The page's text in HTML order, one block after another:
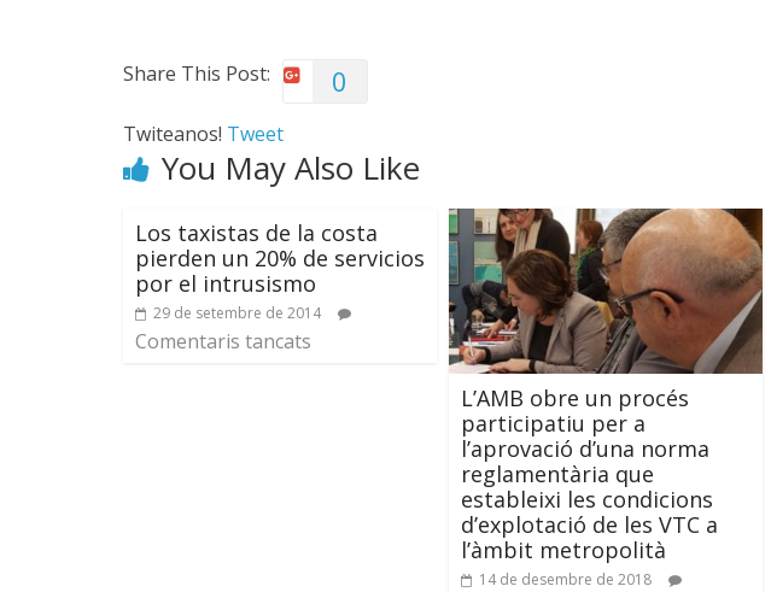
Share This Post: 0
Twiteanos! Tweet
You May Also Like
Los taxistas de la costa
pierden un 20% de servicios
por el intrusismo
29 de setembre de 2014
Comentaris tancats
L’AMB obre un procés
participatiu per a
l’aprovació d’una norma
reglamentària que
estableixi les condicions
d’explotació de les VTC a
l’àmbit metropolità
14 de desembre de 2018